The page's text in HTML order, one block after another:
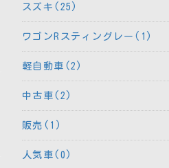
スズキ(25)
ワゴンRスティングレー(1)
軽自動車(2)
中古車(2)
販売(1)
人気車(0)